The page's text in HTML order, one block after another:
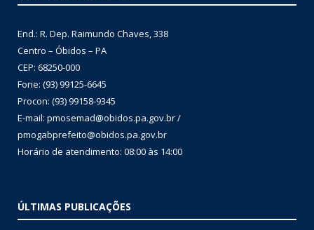
End.: R. Dep. Raimundo Chaves, 338
Centro – Óbidos – PA
CEP: 68250-000
Fone: (93) 99125-6645
Procon: (93) 99158-9345
E-mail: pmosemad@obidos.pa.gov.br /
pmogabprefeito@obidos.pa.gov.br
Horário de atendimento: 08:00 às 14:00
ÚLTIMAS PUBLICAÇÕES